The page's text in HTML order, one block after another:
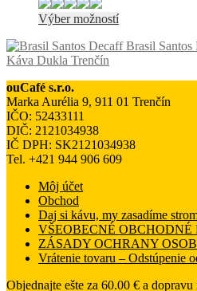
Výber možnostíTento
má
si
na
stránke
Brasil Santos
Káva Dukla Trenčín
ouCafé s.r.o.
Marka Aurélia 9, 911 01 Trenčín
IČO: 52433111
DIČ: 2121034938
IČ DPH: SK2121034938
Tel. +421 944 906 609
Môj účet
Obchod
Daj si kávu, my zasadíme
VŠEOBECNÉ
ZÁSADY OCHRANY
Vrátenie tovaru – Odstúpenie
Objednajte ešte za 60.00 € a dopravu